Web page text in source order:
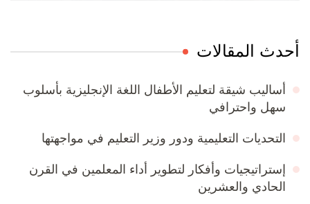
أحدث المقالات
أساليب شيقة لتعليم الأطفال اللغة الإنجليزية بأسلوب
سهل واحترافي
التحديات التعليمية ودور وزير التعليم في مواجهتها
إستراتيجيات وأفكار لتطوير أداء المعلمين في القرن
الحادي والعشرين